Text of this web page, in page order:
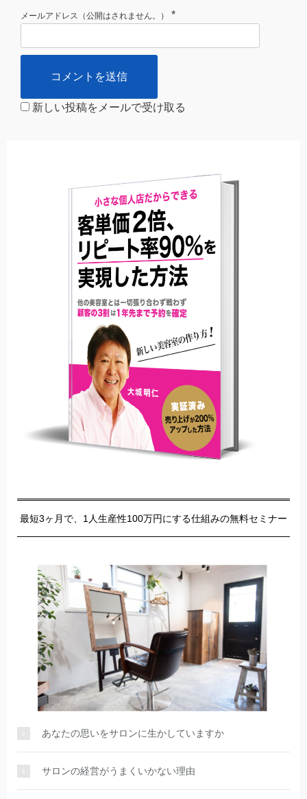
メールアドレス（公開はされません。） *
新しい投稿をメールで受け取る
最短3ヶ月で、1人生産性100万円にする仕組みの無料セミナー
あなたの思いをサロンに生かしていますか
サロンの経営がうまくいかない理由